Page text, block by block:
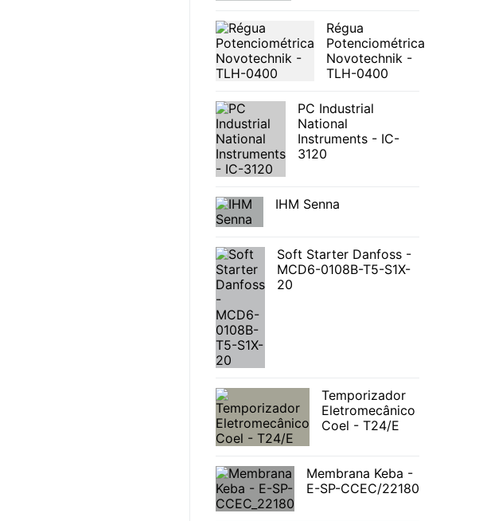
Régua
Potenciométrica
Novotechnik -
TLH-0400
PC Industrial
National
Instruments - IC-
3120
IHM Senna
Soft Starter Danfoss -
MCD6-0108B-T5-S1X-
20
Temporizador
Eletromecânico
Coel - T24/E
Membrana Keba -
E-SP-CCEC/22180